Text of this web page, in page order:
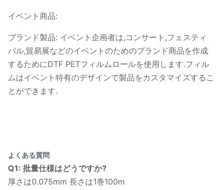
イベント商品:
ブランド製品: イベント企画者は,コンサート,フェスティ
バル,貿易展などのイベントのためのブランド商品を作成
するためにDTF PETフィルムロールを使用します.フィル
ムはイベント特有のデザインで製品をカスタマイズするこ
とができます.
よくある質問
Q1: 批量仕様はどうですか?
厚さは0.075mm 長さは1巻100m